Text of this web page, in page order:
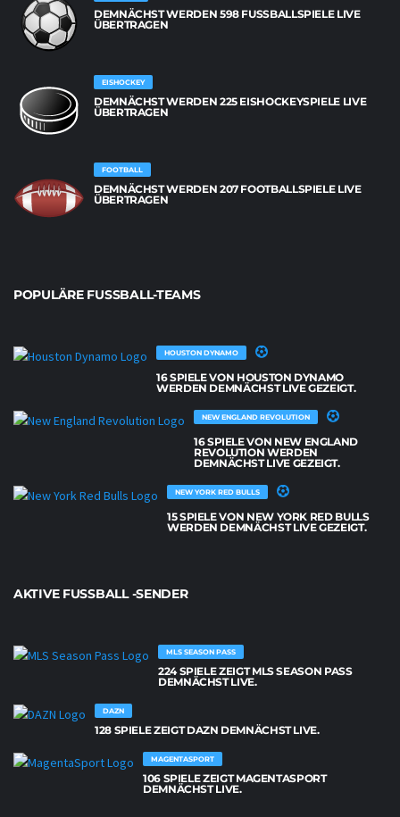
DEMNÄCHST WERDEN 598 FUSSBALLSPIELE LIVE Ü
BERTRAGEN
EISHOCKEY
DEMNÄCHST WERDEN 225 EISHOCKEYSPIELE LIVE
ÜBERTRAGEN
FOOTBALL
DEMNÄCHST WERDEN 207 FOOTBALLSPIELE LIVE
ÜBERTRAGEN
POPULÄRE FUSSBALL-TEAMS
HOUSTON DYNAMO
16 SPIELE VON HOUSTON DYNAMO
WERDEN DEMNÄCHST LIVE GEZEIGT.
NEW ENGLAND REVOLUTION
16 SPIELE VON NEW ENGLAND
REVOLUTION WERDEN
DEMNÄCHST LIVE GEZEIGT.
NEW YORK RED BULLS
15 SPIELE VON NEW YORK RED BULLS
WERDEN DEMNÄCHST LIVE GEZEIGT.
AKTIVE FUSSBALL -SENDER
MLS SEASON PASS
224 SPIELE ZEIGT MLS SEASON PASS
DEMNÄCHST LIVE.
DAZN
128 SPIELE ZEIGT DAZN DEMNÄCHST LIVE.
MAGENTASPORT
106 SPIELE ZEIGT MAGENTASPORT
DEMNÄCHST LIVE.